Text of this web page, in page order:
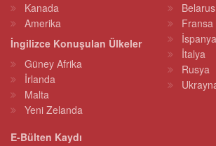
Kanada
Amerika
İngilizce Konuşulan Ülkeler
Güney Afrika
İrlanda
Malta
Yeni Zelanda
Belarus
Fransa
İspanya
İtalya
Rusya
E-Bülten Kaydı